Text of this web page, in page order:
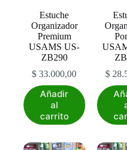
Estuche
Organizador
Premium
USAMS US-
ZB290
$ 33.000,00
Añadir
al
carrito
$